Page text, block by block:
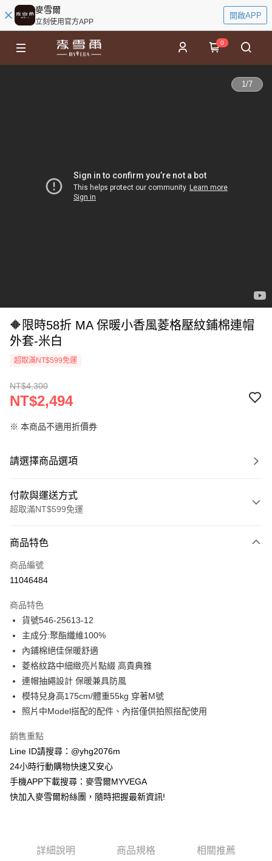
麥雪爾
立刻使用官方APP
開啟APP
0
1/7
🔶限時58折 MA 保暖小香風菱格壓紋鋪棉連帽
外套-米白
超取滿NT$599免運
NT$4,300
NT$2,494
※ 本商品不適用折價券
請選擇商品選項
付款與運送方式
超取滿NT$599免運
信用卡一次付款
信用卡分期付款
合作金庫商業銀行
華南商業銀行
上海商業儲蓄銀行
國泰世華商業銀行
臺灣中小企業銀行
台中商業銀行
匯豐（台灣）商業銀行
聯邦商業銀行
元大商業銀行
永豐商業銀行
玉山商業銀行
星展（台灣）商業銀行
台灣樂天信用卡公司
超商取貨付款
LINE Pay
Apple Pay
街口支付
貨到付款
運送方式
全家取貨付款
每筆NT$100，滿NT$599(含以上)免運費
商品特色
商品編號
11046484
商品特色
貨號546-25613-12
主成分:聚酯纖維100%
內鋪棉絕佳保暖舒適
菱格紋路中細緻亮片點綴 高貴典雅
連帽抽繩設計 保暖兼具防風
模特兒身高175cm/體重55kg 穿著M號
照片中Model搭配的配件、內搭僅供拍照搭配使用
銷售重點
Line ID請搜尋：@yhg2076m
24小時行動購物快速又安心
手機APP下載搜尋：麥雪爾MYVEGA
快加入麥雪爾粉絲團，隨時把握最新資訊!
詳細說明 商品規格 相關推薦